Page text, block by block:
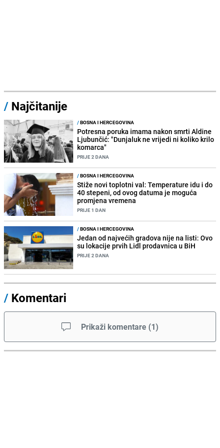
/ Najčitanije
/BOSNA I HERCEGOVINA
Potresna poruka imama nakon smrti Aldine
Ljubunčić: "Dunjaluk ne vrijedi ni koliko krilo
komarca"
PRIJE 2 DANA
/BOSNA I HERCEGOVINA
Stiže novi toplotni val: Temperature idu i do
40 stepeni, od ovog datuma je moguća
promjena vremena
PRIJE 1 DAN
/BOSNA I HERCEGOVINA
Jedan od najvećih gradova nije na listi: Ovo
su lokacije prvih Lidl prodavnica u BiH
PRIJE 2 DANA
/ Komentari
Prikaži komentare (1)